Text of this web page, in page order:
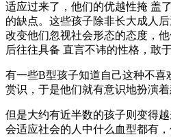
适应过来了，他们的优越性掩 盖
的缺点。这些孩子除非长大成人
改变他们忽视社会形态的态度，
后往往具备 直言不讳的性格，敢
有一些B型孩子知道自己这种不喜
赏识，于是他们就有意识地扮演
但是大约有近半数的孩子则变得
会适应社会的人中什么血型都有